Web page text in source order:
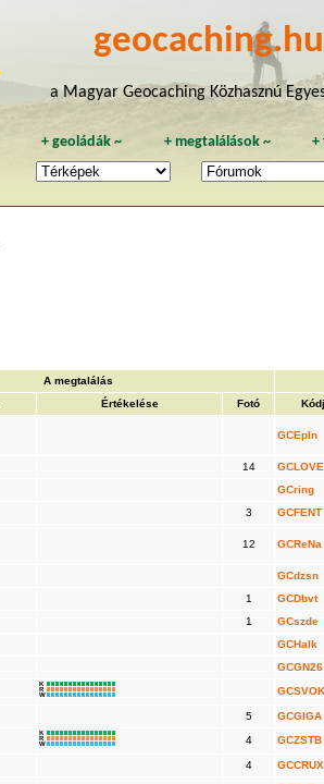
a Magyar Geocaching Közhasznú
+geoládák ~ + megtalálások~ +
A megtalálás
Értékelése Fotó
GCEpln
14 GCLOVE
GCring
3 GCFENT
12 GCReNa
GCdzsn
1 GCDbvt
1 GCszde
GCHalk
GCGN26
K
R
W
GCSVOK
5 GCGIGA
K
R
W
4 GCZSTB
4 GCCRUX